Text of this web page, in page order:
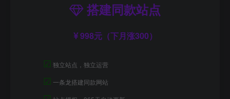
搭建同款站点
998元（下月涨300）
☑ 独立站点，独立运营
☑ 一条龙搭建同款网站